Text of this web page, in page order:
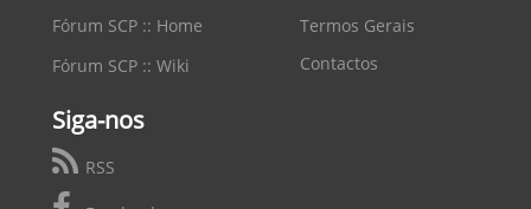
Fórum SCP :: Home
Fórum SCP :: Wiki
Termos Gerais
Contactos
Siga-nos
RSS